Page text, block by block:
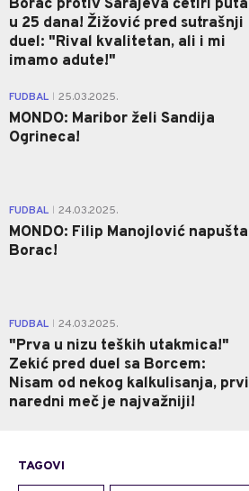
Borac protiv Sarajeva četiri puta
u 25 dana! Žižović pred sutrašnji
duel: "Rival kvalitetan, ali i mi
imamo adute!"
FUDBAL 25.03.2025.
MONDO: Maribor želi Sandija
Ogrineca!
FUDBAL 24.03.2025.
MONDO: Filip Manojlović napušta
Borac!
FUDBAL 24.03.2025.
"Prva u nizu teških utakmica!"
Zekić pred duel sa Borcem:
Nisam od nekog kalkulisanja, prvi
naredni meč je najvažniji!
TAGOVI